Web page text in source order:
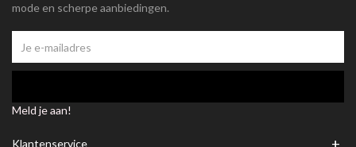
mode en scherpe aanbiedingen.
Meld je aan!
Klantenservice